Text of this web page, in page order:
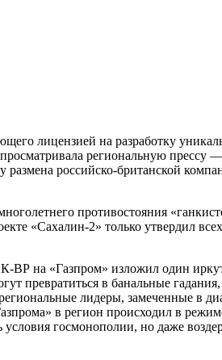
лицензией на разработку
региональную прессу
российско-британской
противостояния
«Сахалин-2» только утвердил
на «Газпром» изложил один
превратиться в банальные
лидеры, замеченные в
в регион происходил в
госмонополии, но даже